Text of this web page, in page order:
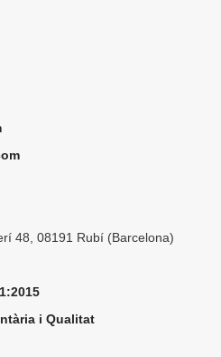
48, 08191 Rubí (Barcelona)
i Qualitat